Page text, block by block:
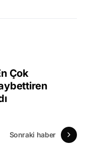
Çok
Sonraki haber